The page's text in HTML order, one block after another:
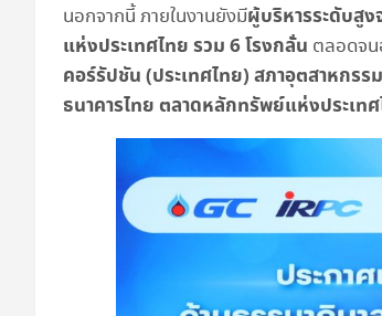
นอกจากนี้ ภายในงานยังมีผู้บริหารระดับสู
แห่งประเทศไทย รวม 6 โรงกลั่น ตลอดจน
คอร์รัปชัน (ประเทศไทย) สภาอุตสาหกร
ธนาคารไทย ตลาดหลักทรัพย์แห่งประเท